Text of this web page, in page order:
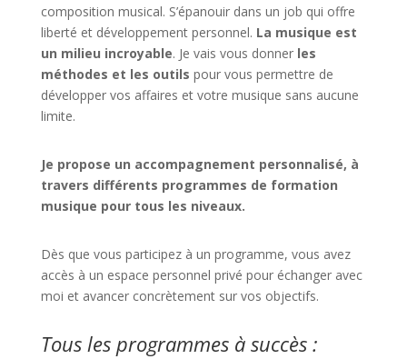
composition musical. S’épanouir dans un job qui offre
liberté et développement personnel. La musique est
un milieu incroyable. Je vais vous donner les
méthodes et les outils pour vous permettre de
développer vos affaires et votre musique sans aucune
limite.
Je propose un accompagnement personnalisé, à
travers différents programmes de formation
musique pour tous les niveaux.
Dès que vous participez à un programme, vous avez
accès à un espace personnel privé pour échanger avec
moi et avancer concrètement sur vos objectifs.
Tous les programmes à succès :